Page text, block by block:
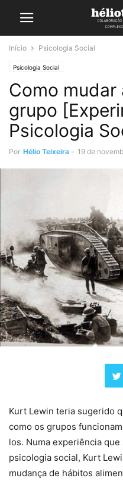
Início Psicologia Social
Psicologia Social
Como mudar
grupo
Psicologia
Por Hélio Teixeira - 19 de
Kurt Lewin teria sugerido
como os grupos
los. Numa experiência
psicologia social, Kurt
mudança de hábitos